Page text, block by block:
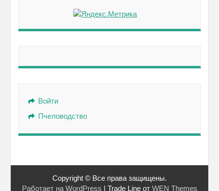
Войти
Пчеловодство
Copyright © Все права защищены.
Работает на WordPress | Trade Line от WEN Themes